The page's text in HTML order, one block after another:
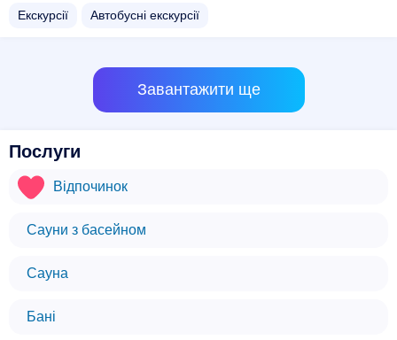
Екскурсії Автобусні екскурсії
Завантажити ще
Послуги
Відпочинок
Сауни з басейном
Сауна
Бані